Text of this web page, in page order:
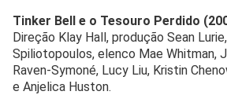
Tinker Bell e o Tesouro Perdido
Direção Klay Hall, produção Sean
Spiliotopoulos, elenco Mae Whitman,
Raven-Symoné, Lucy Liu, Kristin
e Anjelica Huston.